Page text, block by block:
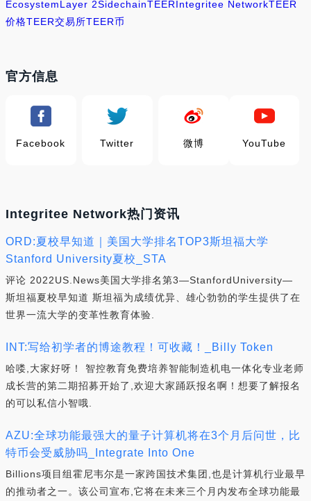
EcosystemLayer 2SidechainTEERIntegritee NetworkTEER
价格TEER交易所TEER币
官方信息
Facebook Twitter 微博 YouTube
Integritee Network热门资讯
ORD:夏校早知道｜美国大学排名TOP3斯坦福大学
Stanford University夏校_STA
评论 2022US.News美国大学排名第3—StanfordUniversity—
斯坦福夏校早知道 斯坦福为成绩优异、雄心勃勃的学生提供了在
世界一流大学的变革性教育体验.
INT:写给初学者的博途教程！可收藏！_Billy Token
哈喽,大家好呀！ 智控教育免费培养智能制造机电一体化专业老师
成长营的第二期招募开始了,欢迎大家踊跃报名啊！想要了解报名
的可以私信小智哦.
AZU:全球功能最强大的量子计算机将在3个月后问世，比
特币会受威胁吗_Integrate Into One
Billions项目组霍尼韦尔是一家跨国技术集团,也是计算机行业最早
的推动者之一。该公司宣布,它将在未来三个月内发布全球功能最